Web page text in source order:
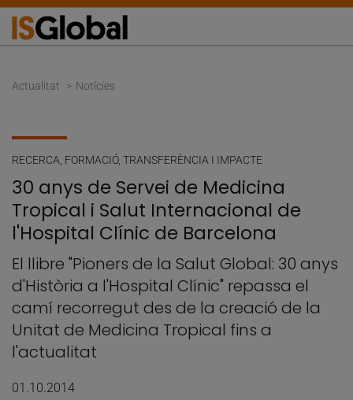
Actualitat Notícies
RECERCA FORMACIÓ, TRANSFERÈNCIA I IMPACTE
30 anys de Servei de Medicina
Tropical i Salut Internacional de
l'Hospital Clínic de Barcelona
El llibre "Pioners de la Salut Global: 30 anys
d'Història a l'Hospital Clínic" repassa el
camí recorregut des de la creació de la
Unitat de Medicina Tropical fins a
l'actualitat
01.10.2014